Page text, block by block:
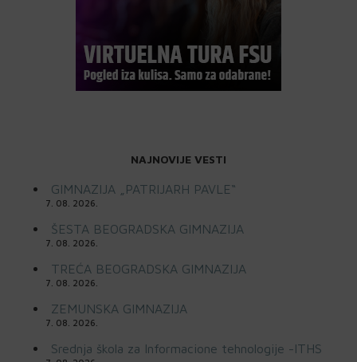
NAJNOVIJE VESTI
GIMNAZIJA „PATRIJARH PAVLE“
7. 08. 2026.
ŠESTA BEOGRADSKA GIMNAZIJA
7. 08. 2026.
TREĆA BEOGRADSKA GIMNAZIJA
7. 08. 2026.
ZEMUNSKA GIMNAZIJA
7. 08. 2026.
Srednja škola za Informacione tehnologije -ITHS